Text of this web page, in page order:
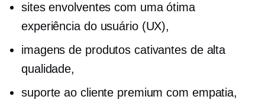
sites envolventes com uma ótima
experiência do usuário (UX),
imagens de produtos cativantes de alta
qualidade,
suporte ao cliente premium com empatia,